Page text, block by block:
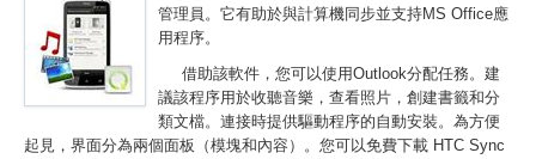
管理員。它有助於與計算機同步並支持MS Office應
用程序。
借助該軟件，您可以使用Outlook分配任務。建
議該程序用於收聽音樂，查看照片，創建書籤和分
類文檔。連接時提供驅動程序的自動安裝。為方便
起見，界面分為兩個面板（模塊和內容）。您可以免費下載 HTC Sync